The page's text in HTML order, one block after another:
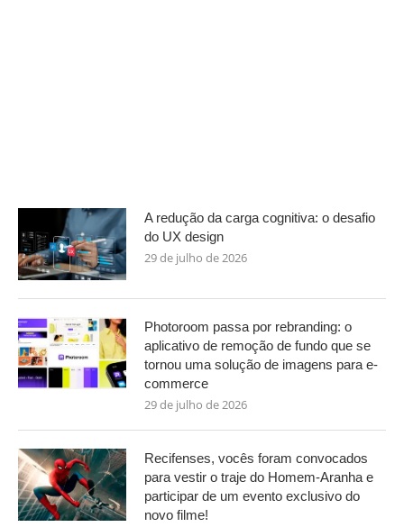
A redução da carga cognitiva: o desafio
do UX design
29 de julho de 2026
Photoroom passa por rebranding: o
aplicativo de remoção de fundo que se
tornou uma solução de imagens para e-
commerce
29 de julho de 2026
Recifenses, vocês foram convocados
para vestir o traje do Homem-Aranha e
participar de um evento exclusivo do
novo filme!